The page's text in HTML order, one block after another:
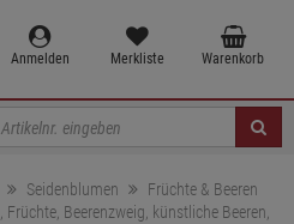
Anmelden Merkliste Warenkorb
Seidenblumen
Früchte & Beeren
Früchte, Beerenzweig, künstliche Beeren,